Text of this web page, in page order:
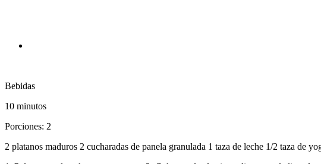
Bebidas
10 minutos
Porciones: 2
2 platanos maduros 2 cucharadas de panela granulada 1 taza de leche 1/2 taza de